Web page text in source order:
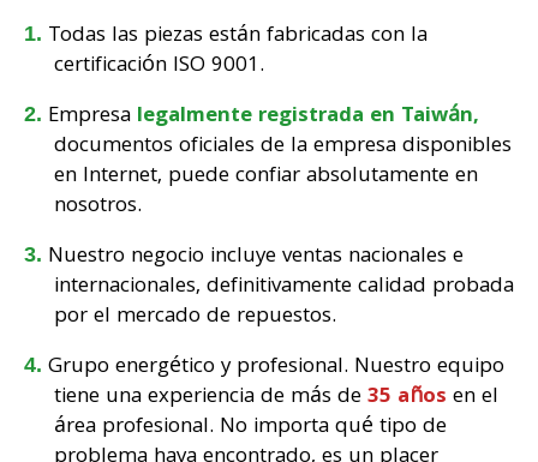
Todas las piezas están fabricadas con la
certificación ISO 9001.
Empresa legalmente registrada en Taiwán,
documentos oficiales de la empresa disponibles
en Internet, puede confiar absolutamente en
nosotros.
Nuestro negocio incluye ventas nacionales e
internacionales, definitivamente calidad probada
por el mercado de repuestos.
Grupo energético y profesional. Nuestro equipo
tiene una experiencia de más de35 años en el
área profesional. No importa qué tipo de